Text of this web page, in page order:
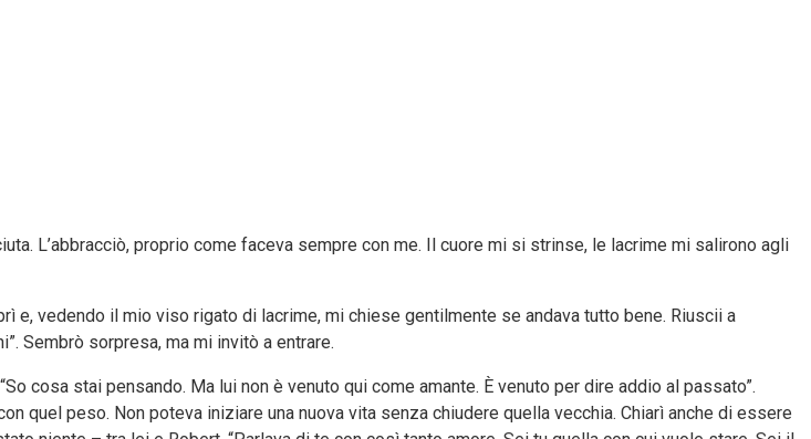
L’abbracciò, proprio come faceva sempre con me. Il cuore mi si strinse, le lacrime mi salirono agli
e, vedendo il mio viso rigato di lacrime, mi chiese gentilmente se andava tutto bene. Riuscii a
Sembrò sorpresa, ma mi invitò a entrare.
cosa stai pensando. Ma lui non è venuto qui come amante. È venuto per dire addio al passato”.
quel peso. Non poteva iniziare una nuova vita senza chiudere quella vecchia. Chiarì anche di essere